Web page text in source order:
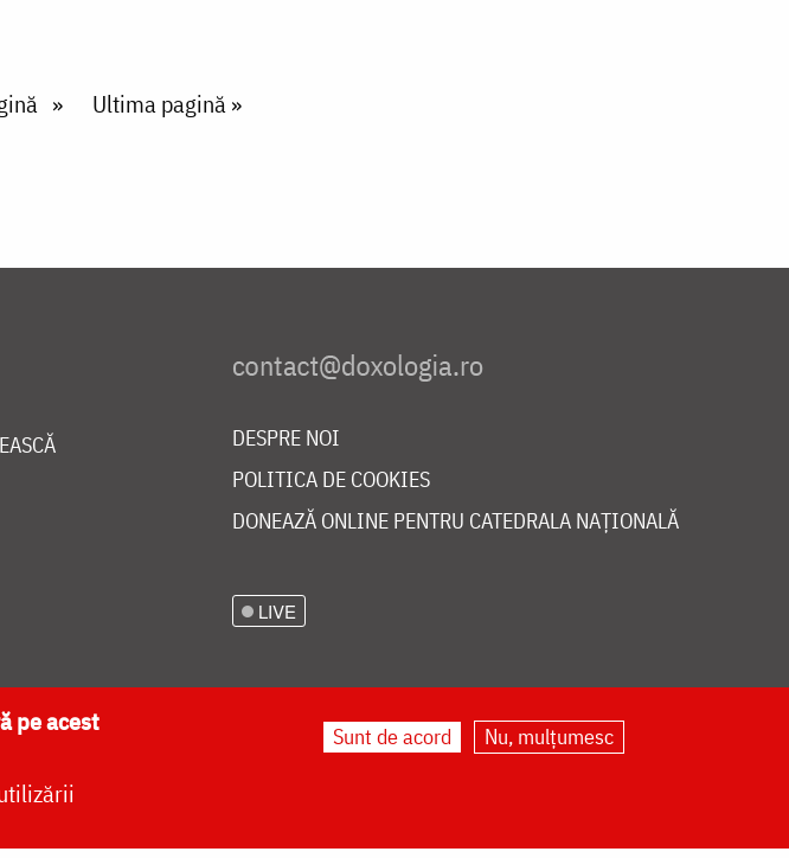
Last page
Ultima pagină »
DESPRE NOI
POLITICA DE COOKIES
DONEAZĂ ONLINE PENTRU CATEDRALA NAȚIONALĂ
LIVE
pe acest
Sunt de acord Nu, mulțumesc